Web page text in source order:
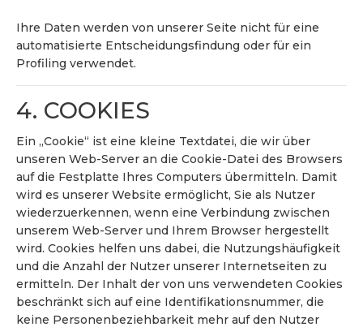
Ihre Daten werden von unserer Seite nicht für eine
automatisierte Entscheidungsfindung oder für ein
Profiling verwendet.
4. COOKIES
Ein „Cookie“ ist eine kleine Textdatei, die wir über
unseren Web-Server an die Cookie-Datei des Browsers
auf die Festplatte Ihres Computers übermitteln. Damit
wird es unserer Website ermöglicht, Sie als Nutzer
wiederzuerkennen, wenn eine Verbindung zwischen
unserem Web-Server und Ihrem Browser hergestellt
wird. Cookies helfen uns dabei, die Nutzungshäufigkeit
und die Anzahl der Nutzer unserer Internetseiten zu
ermitteln. Der Inhalt der von uns verwendeten Cookies
beschränkt sich auf eine Identifikationsnummer, die
keine Personenbeziehbarkeit mehr auf den Nutzer